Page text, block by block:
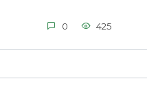
0 425